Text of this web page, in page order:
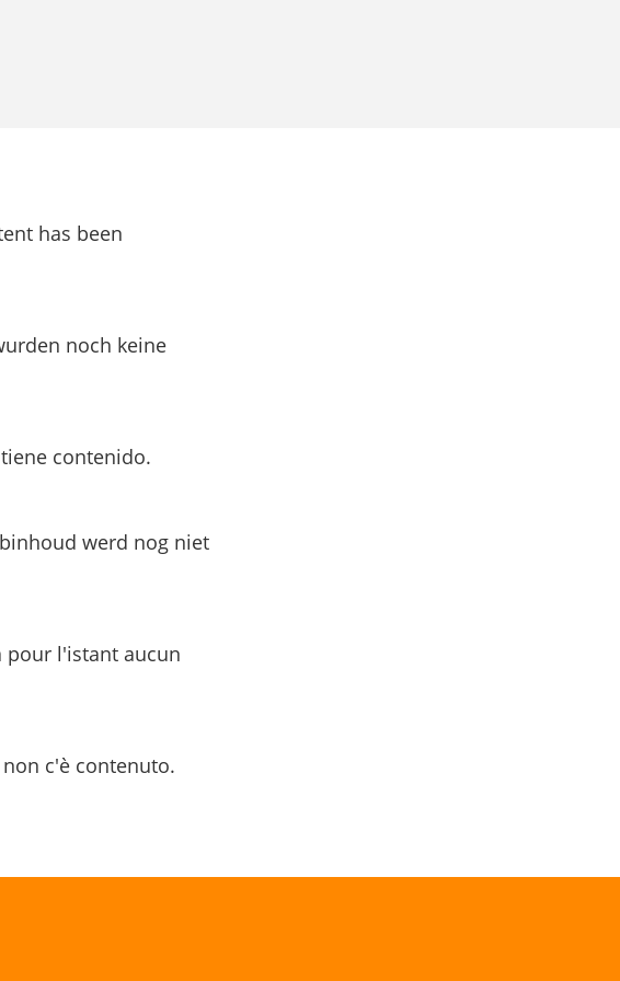
has been
noch keine
contenido.
werd nog niet
pour l'istant aucun
c'è contenuto.